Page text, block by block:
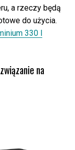
a rzeczy będą
do użycia.
330 l
na